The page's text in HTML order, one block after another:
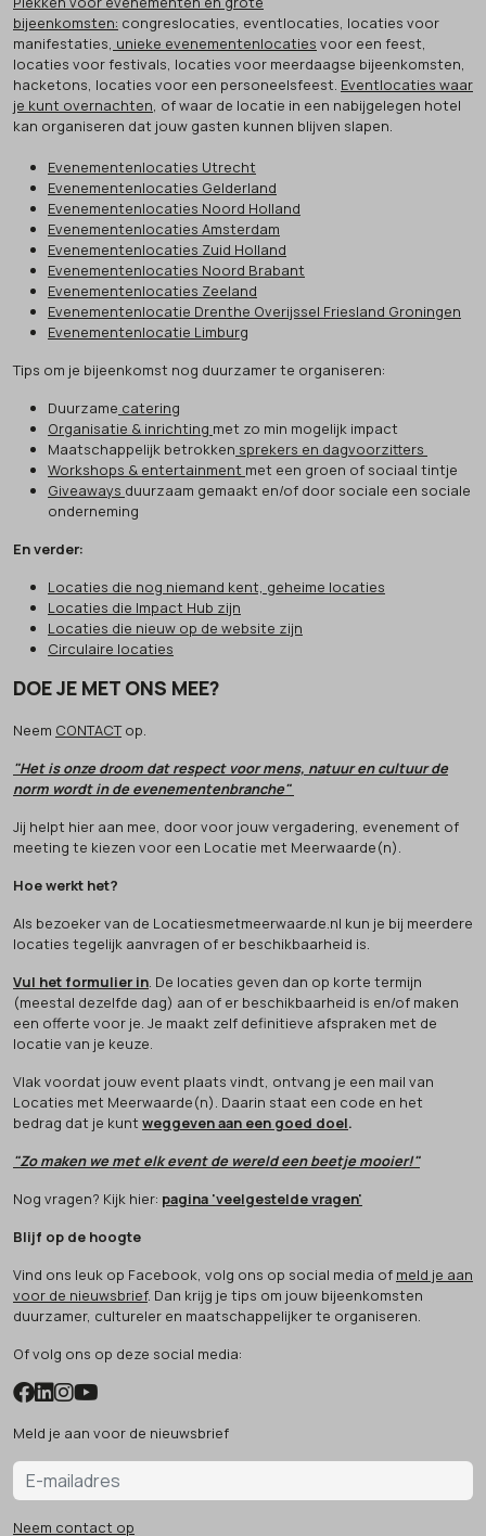
bijeenkomsten: congreslocaties, eventlocaties, locaties voor
manifestaties, unieke evenementenlocaties voor een feest,
locaties voor festivals, locaties voor meerdaagse bijeenkomsten,
hacketons, locaties voor een personeelsfeest. Eventlocaties waar
je kunt overnachten, of waar de locatie in een nabijgelegen hotel
kan organiseren dat jouw gasten kunnen blijven slapen.
Evenementenlocaties Utrecht
Evenementenlocaties Gelderland
Evenementenlocaties Noord Holland
Evenementenlocaties Amsterdam
Evenementenlocaties Zuid Holland
Evenementenlocaties Noord Brabant
Evenementenlocaties Zeeland
Evenementenlocatie Drenthe Overijssel Friesland Groningen
Evenementenlocatie Limburg
Tips om je bijeenkomst nog duurzamer te organiseren:
Duurzame catering
Organisatie & inrichting met zo min mogelijk impact
Maatschappelijk betrokken sprekers en dagvoorzitters
Workshops & entertainment met een groen of sociaal tintje
Giveaways duurzaam gemaakt en/of door sociale een sociale
onderneming
En verder:
Locaties die nog niemand kent, geheime locaties
Locaties die Impact Hub zijn
Locaties die nieuw op de website zijn
Circulaire locaties
DOE JE MET ONS MEE?
Neem CONTACTop.
"Het is onze droom dat respect voor mens, natuur en cultuur de
norm wordt in de evenementenbranche"
Jij helpt hier aan mee, door voor jouw vergadering, evenement of
meeting te kiezen voor een Locatie met Meerwaarde(n).
Hoe werkt het?
Als bezoeker van de Locatiesmetmeerwaarde.nl kun je bij meerdere
locaties tegelijk aanvragen of er beschikbaarheid is.
Vul het formulier in. De locaties geven dan op korte termijn
(meestal dezelfde dag) aan of er beschikbaarheid is en/of maken
een offerte voor je. Je maakt zelf definitieve afspraken met de
locatie van je keuze.
Vlak voordat jouw event plaats vindt, ontvang je een mail van
Locaties met Meerwaarde(n). Daarin staat een code en het
bedrag dat je kunt weggeven aan een goed doel.
"Zo maken we met elk event de wereld een beetje mooier!"
Nog vragen? Kijk hier: pagina 'veelgestelde vragen'
Blijf op de hoogte
Vind ons leuk op Facebook, volg ons op social media of meld je aan
voor de nieuwsbrief. Dan krijg je tips om jouw bijeenkomsten
duurzamer, cultureler en maatschappelijker te organiseren.
Of volg ons op deze social media:
Meld je aan voor de nieuwsbrief
Neem contact op